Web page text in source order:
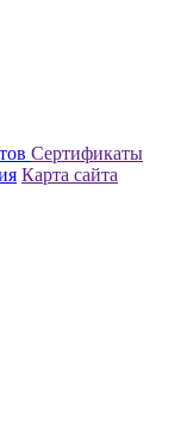
Сертификаты
Карта сайта